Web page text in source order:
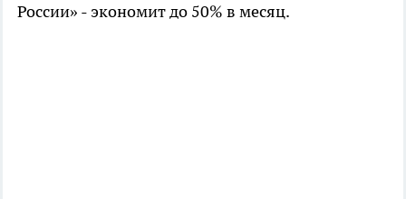
России» - экономит до 50% в месяц.